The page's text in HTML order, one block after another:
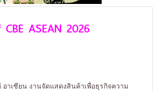
ASEAN 2026
าเซียน งานจัดแสดงสินค้าเพื่อธุรกิจความ